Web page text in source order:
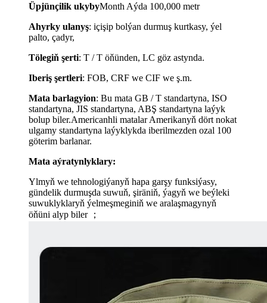
Üpjünçilik ukybyMonth Aýda 100,000 metr
Ahyrky ulanyş: içişip bolýan durmuş kurtkasy, ýel
palto, çadyr,
Tölegiň şerti: T / T öňünden, LC göz astynda.
Iberiş şertleri: FOB, CRF we CIF we ş.m.
Mata barlagyion: Bu mata GB / T standartyna, ISO
standartyna, JIS standartyna, ABŞ standartyna laýyk
bolup biler.Americanhli matalar Amerikanyň dört nokat
ulgamy standartyna laýyklykda iberilmezden ozal 100
göterim barlanar.
Mata aýratynlyklary:
Ylmyň we tehnologiýanyň hapa garşy funksiýasy,
gündelik durmuşda suwuň, şiräniň, ýagyň we beýleki
suwuklyklaryň ýelmeşmeginiň we aralaşmagynyň
öňüni alyp biler ；